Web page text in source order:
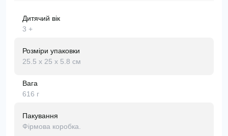
Дитячий вік
3 +
Розміри упаковки
25.5 х 25 х 5.8 см
Вага
616 г
Пакування
Фірмова коробка.